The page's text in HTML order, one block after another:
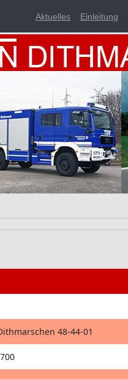
Aktuelles Einleitung
48-44-01